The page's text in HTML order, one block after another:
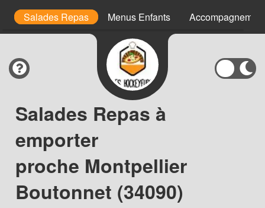
Salades Repas Menus Enfants
Salades Repas à
emporter
proche Montpellier
Boutonnet (34090)